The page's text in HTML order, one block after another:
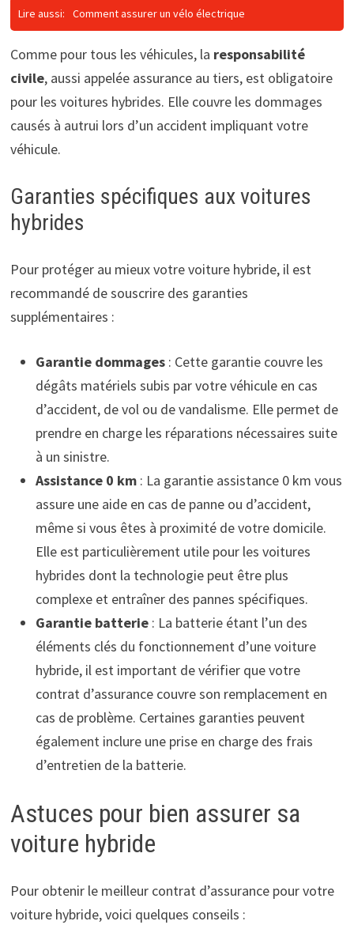
Lire aussi: Comment assurer un vélo électrique
Comme pour tous les véhicules, la responsabilité
civile, aussi appelée assurance au tiers, est obligatoire
pour les voitures hybrides. Elle couvre les dommages
causés à autrui lors d’un accident impliquant votre
véhicule.
Garanties spécifiques aux voitures
hybrides
Pour protéger au mieux votre voiture hybride, il est
recommandé de souscrire des garanties
supplémentaires :
Garantie dommages: Cette garantie couvre les
dégâts matériels subis par votre véhicule en cas
d’accident, de vol ou de vandalisme. Elle permet de
prendre en charge les réparations nécessaires suite
à un sinistre.
Assistance 0 km: La garantie assistance 0 km vous
assure une aide en cas de panne ou d’accident,
même si vous êtes à proximité de votre domicile.
Elle est particulièrement utile pour les voitures
hybrides dont la technologie peut être plus
complexe et entraîner des pannes spécifiques.
Garantie batterie: La batterie étant l’un des
éléments clés du fonctionnement d’une voiture
hybride, il est important de vérifier que votre
contrat d’assurance couvre son remplacement en
cas de problème. Certaines garanties peuvent
également inclure une prise en charge des frais
d’entretien de la batterie.
Astuces pour bien assurer sa
voiture hybride
Pour obtenir le meilleur contrat d’assurance pour votre
voiture hybride, voici quelques conseils :